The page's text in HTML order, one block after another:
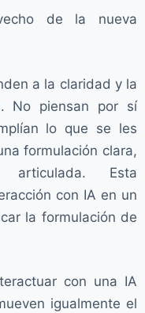
de la nueva
a la claridad y la
No piensan por sí
lo que se les
formulación clara,
articulada. Esta
con IA en un
la formulación de
con una IA
igualmente el